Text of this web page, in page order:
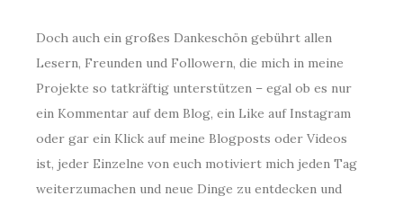
Doch auch ein großes Dankeschön gebührt allen
Lesern, Freunden und Followern, die mich in meine
Projekte so tatkräftig unterstützen – egal ob es nur
ein Kommentar auf dem Blog, ein Like auf Instagram
oder gar ein Klick auf meine Blogposts oder Videos
ist, jeder Einzelne von euch motiviert mich jeden Tag
weiterzumachen und neue Dinge zu entdecken und